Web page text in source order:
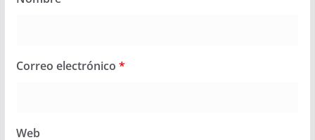
Correo electrónico *
Web